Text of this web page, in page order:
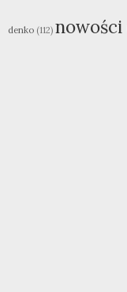
denko (112) nowości